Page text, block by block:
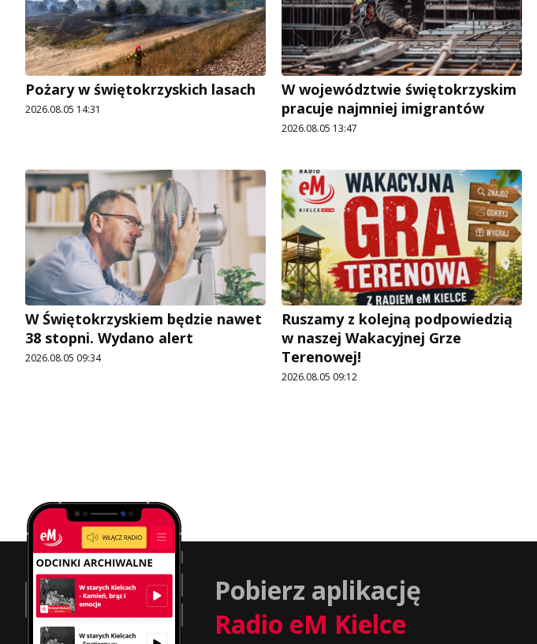
Pożary w świętokrzyskich lasach
2026.08.05 14:31
W województwie świętokrzyskim
pracuje najmniej imigrantów
2026.08.05 13:47
W Świętokrzyskiem będzie nawet
38 stopni. Wydano alert
2026.08.05 09:34
Ruszamy z kolejną podpowiedzią
w naszej Wakacyjnej Grze
Terenowej!
2026.08.05 09:12
Pobierz aplikację
Radio eM Kielce